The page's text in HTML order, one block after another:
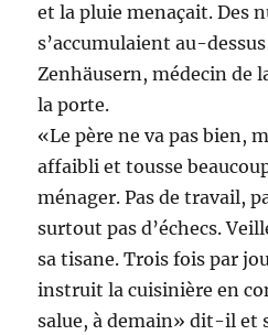
et la pluie menaçait. Des
s’accumulaient au-
Zenhäusern, médecin de
la porte.
«Le père ne va pas bien,
affaibli et tousse
ménager. Pas de travail,
surtout pas d’échecs.
sa tisane. Trois fois par
instruit la cuisinière en
salue, à demain» dit-il et